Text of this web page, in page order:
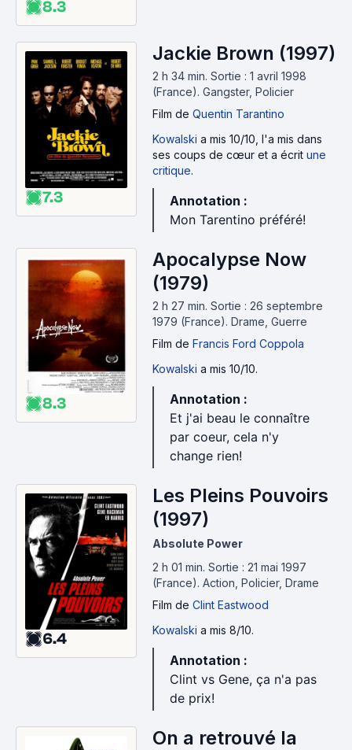
8.3
7.3
Jackie Brown (1997)
2 h 34 min. Sortie : 1 avril 1998
(France). Gangster, Policier
Film de Quentin Tarantino
Kowalski a mis 10/10, l'a mis dans
ses coups de cœur et a écrit une
critique.
Annotation :
Mon Tarentino préféré!
8.3
Apocalypse Now
(1979)
2 h 27 min. Sortie : 26 septembre
1979 (France). Drame, Guerre
Film de Francis Ford Coppola
Kowalski a mis 10/10.
Annotation :
Et j'ai beau le connaître
par coeur, cela n'y
change rien!
6.4
Les Pleins Pouvoirs
(1997)
Absolute Power
2 h 01 min. Sortie : 21 mai 1997
(France). Action, Policier, Drame
Film de Clint Eastwood
Kowalski a mis 8/10.
Annotation :
Clint vs Gene, ça n'a pas
de prix!
On a retrouvé la